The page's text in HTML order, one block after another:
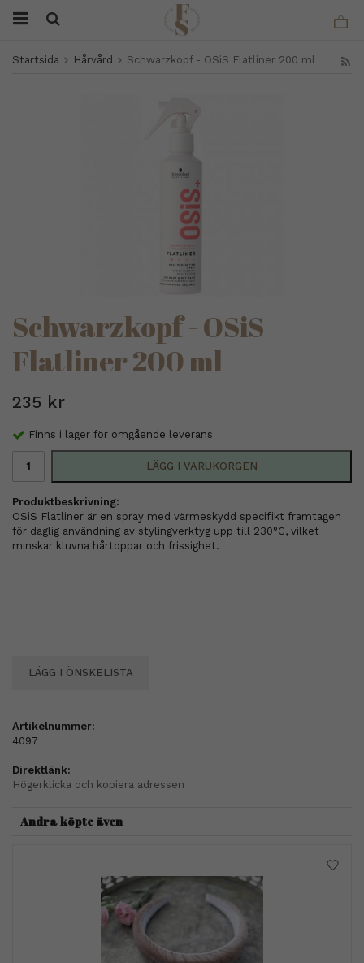
Startsida Hårvård Schwarzkopf - OSiS Flatliner 200 ml
Schwarzkopf - OSiS
Flatliner 200 ml
235 kr
Finns i lager för omgående leverans
LÄGG I VARUKORGEN
Produktbeskrivning:
OSiS Flatliner är en spray med värmeskydd specifikt framtagen
för daglig användning av stylingverktyg upp till 230°C, vilket
minskar kluvna hårtoppar och frissighet.
LÄGG I ÖNSKELISTA
Artikelnummer:
4097
Direktlänk:
Högerklicka och kopiera adressen
Andra köpte även